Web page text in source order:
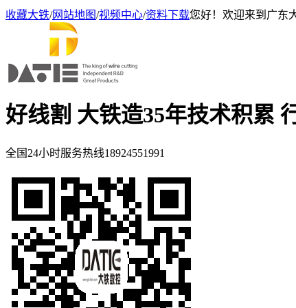
收藏大铁/网站地图/视频中心/资料下载您好！欢迎来到广东
好线割 大铁造35年技术积累
全国24小时服务热线18924551991